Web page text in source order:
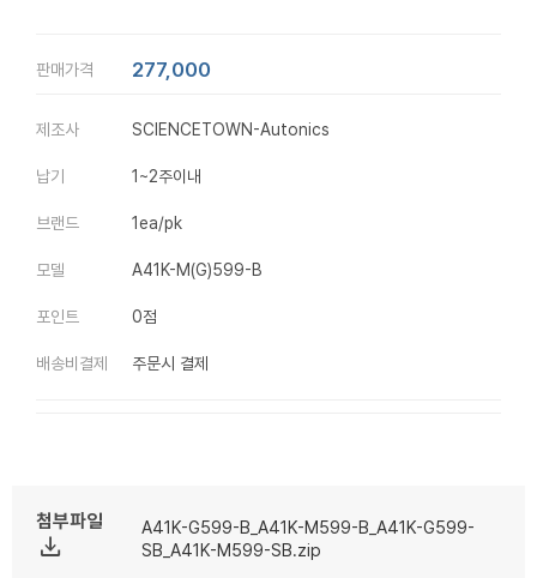
판매가격 277,000
제조사 SCIENCETOWN-Autonics
납기 1~2주이내
브랜드 1ea/pk
모델 A41K-M(G)599-B
포인트 0점
배송비결제 주문시 결제
첨부파일
file_download
A41K-G599-B_A41K-M599-B_A41K-G599-
SB_A41K-M599-SB.zip